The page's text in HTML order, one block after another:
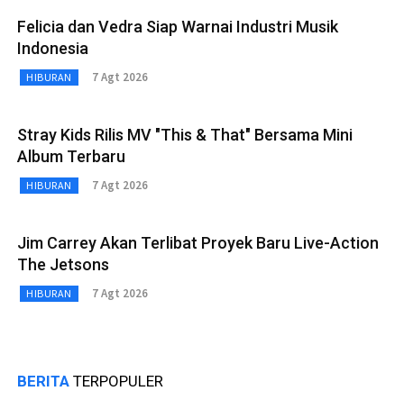
Felicia dan Vedra Siap Warnai Industri Musik
Indonesia
HIBURAN 7 Agt 2026
Stray Kids Rilis MV "This & That" Bersama Mini
Album Terbaru
HIBURAN 7 Agt 2026
Jim Carrey Akan Terlibat Proyek Baru Live-Action
The Jetsons
HIBURAN 7 Agt 2026
BERITA TERPOPULER